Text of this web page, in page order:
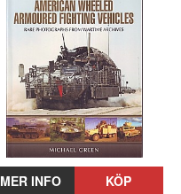
MER INFO KÖP